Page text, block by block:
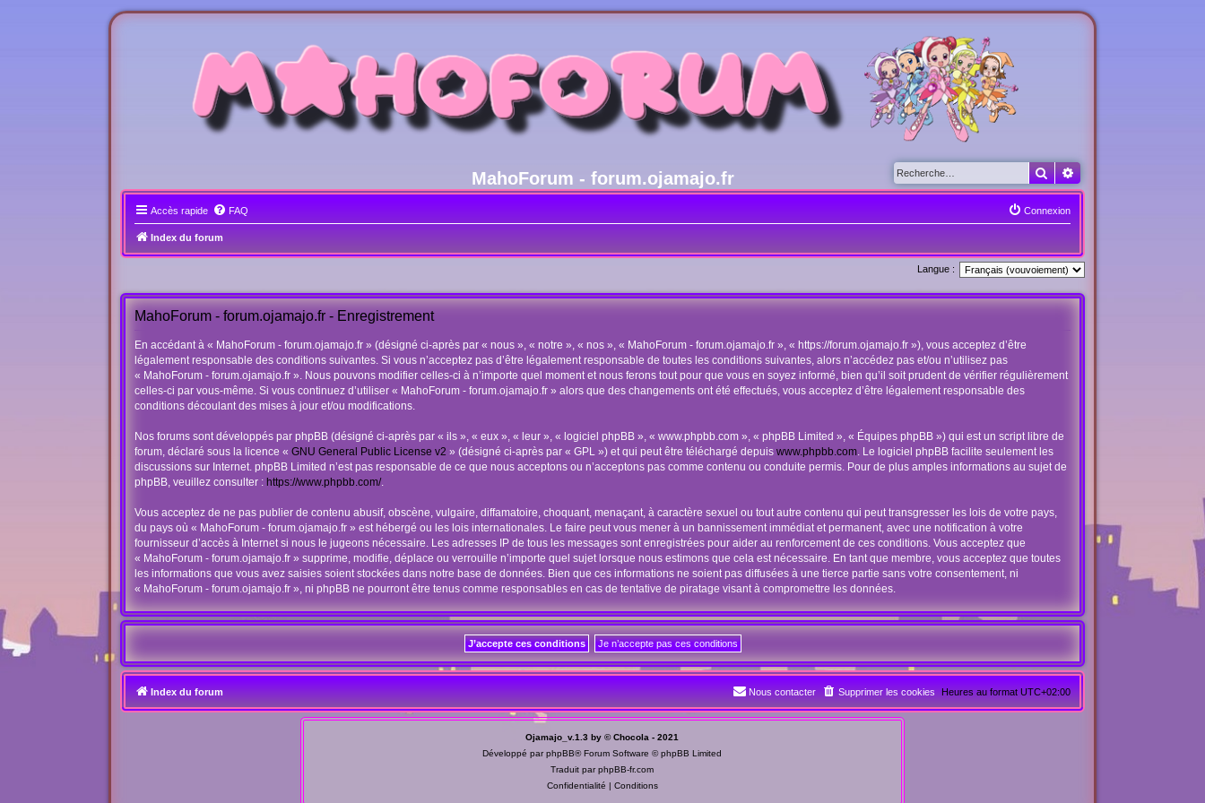
MahoForum - forum.ojamajo.fr RechercherRecherche avancée
Accès rapide FAQ Connexion
Index du forum
Langue :
MahoForum - forum.ojamajo.fr - Enregistrement
En accédant à « MahoForum - forum.ojamajo.fr » (désigné ci-après par « nous », « notre », « nos », « MahoForum - forum.ojamajo.fr », « https://forum.ojamajo.fr »), vous acceptez d’être
légalement responsable des conditions suivantes. Si vous n’acceptez pas d’être légalement responsable de toutes les conditions suivantes, alors n’accédez pas et/ou n’utilisez pas
« MahoForum - forum.ojamajo.fr ». Nous pouvons modifier celles-ci à n’importe quel moment et nous ferons tout pour que vous en soyez informé, bien qu’il soit prudent de vérifier régulièrement
celles-ci par vous-même. Si vous continuez d’utiliser « MahoForum - forum.ojamajo.fr » alors que des changements ont été effectués, vous acceptez d’être légalement responsable des
conditions découlant des mises à jour et/ou modifications.
Nos forums sont développés par phpBB (désigné ci-après par « ils », « eux », « leur », « logiciel phpBB », « www.phpbb.com », « phpBB Limited », « Équipes phpBB ») qui est un script libre de
forum, déclaré sous la licence «GNU General Public License v2 » (désigné ci-après par « GPL ») et qui peut être téléchargé depuiswww.phpbb.com . Le logiciel phpBB facilite seulement les
discussions sur Internet. phpBB Limited n’est pas responsable de ce que nous acceptons ou n’acceptons pas comme contenu ou conduite permis. Pour de plus amples informations au sujet de
phpBB, veuillez consulter :https://www.phpbb.com/.
Vous acceptez de ne pas publier de contenu abusif, obscène, vulgaire, diffamatoire, choquant, menaçant, à caractère sexuel ou tout autre contenu qui peut transgresser les lois de votre pays,
du pays où « MahoForum - forum.ojamajo.fr » est hébergé ou les lois internationales. Le faire peut vous mener à un bannissement immédiat et permanent, avec une notification à votre
fournisseur d’accès à Internet si nous le jugeons nécessaire. Les adresses IP de tous les messages sont enregistrées pour aider au renforcement de ces conditions. Vous acceptez que
« MahoForum - forum.ojamajo.fr » supprime, modifie, déplace ou verrouille n’importe quel sujet lorsque nous estimons que cela est nécessaire. En tant que membre, vous acceptez que toutes
les informations que vous avez saisies soient stockées dans notre base de données. Bien que ces informations ne soient pas diffusées à une tierce partie sans votre consentement, ni
« MahoForum - forum.ojamajo.fr », ni phpBB ne pourront être tenus comme responsables en cas de tentative de piratage visant à compromettre les données.
Index du forum Heures au format UTC+02:00
Supprimer les cookies
Nous contacter
Ojamajo_v.1.3 by © Chocola - 2021
Développé parphpBB® Forum Software © phpBB Limited
Traduit parphpBB-fr.com
Confidentialité | Conditions